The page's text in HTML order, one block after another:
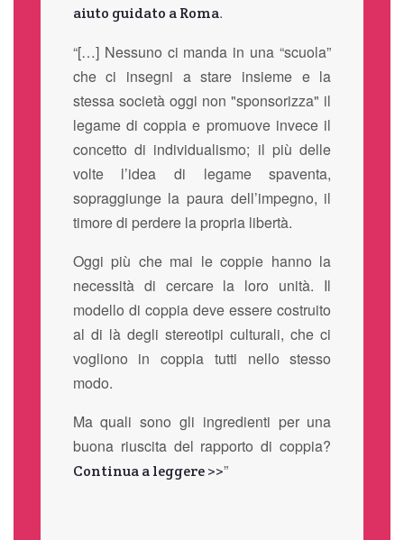
aiuto guidato a Roma.
“[…] Nessuno ci manda in una “scuola”
che ci insegni a stare insieme e la
stessa società oggi non "sponsorizza" il
legame di coppia e promuove invece il
concetto di individualismo; il più delle
volte l’idea di legame spaventa,
sopraggiunge la paura dell’impegno, il
timore di perdere la propria libertà.
Oggi più che mai le coppie hanno la
necessità di cercare la loro unità. Il
modello di coppia deve essere costruito
al di là degli stereotipi culturali, che ci
vogliono in coppia tutti nello stesso
modo.
Ma quali sono gli ingredienti per una
buona riuscita del rapporto di coppia?
Continua a leggere >>”